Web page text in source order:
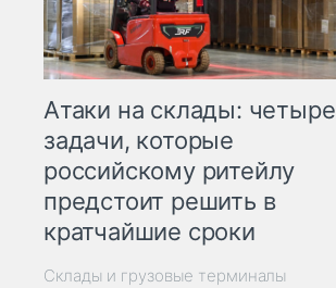
Атаки на склады: четыре
задачи, которые
российскому ритейлу
предстоит решить в
кратчайшие сроки
Склады и грузовые терминалы